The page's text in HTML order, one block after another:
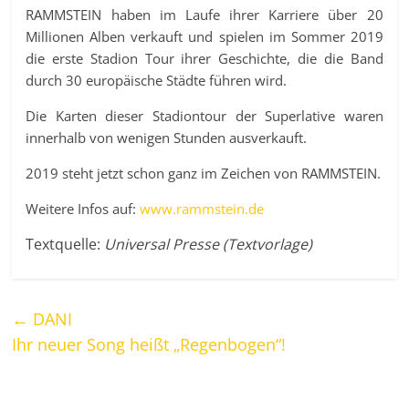
RAMMSTEIN haben im Laufe ihrer Karriere über 20
Millionen Alben verkauft und spielen im Sommer 2019
die erste Stadion Tour ihrer Geschichte, die die Band
durch 30 europäische Städte führen wird.
Die Karten dieser Stadiontour der Superlative waren
innerhalb von wenigen Stunden ausverkauft.
2019 steht jetzt schon ganz im Zeichen von RAMMSTEIN.
Weitere Infos auf:www.rammstein.de
Textquelle: Universal Presse (Textvorlage)
← DANI
Ihr neuer Song heißt „Regenbogen“!